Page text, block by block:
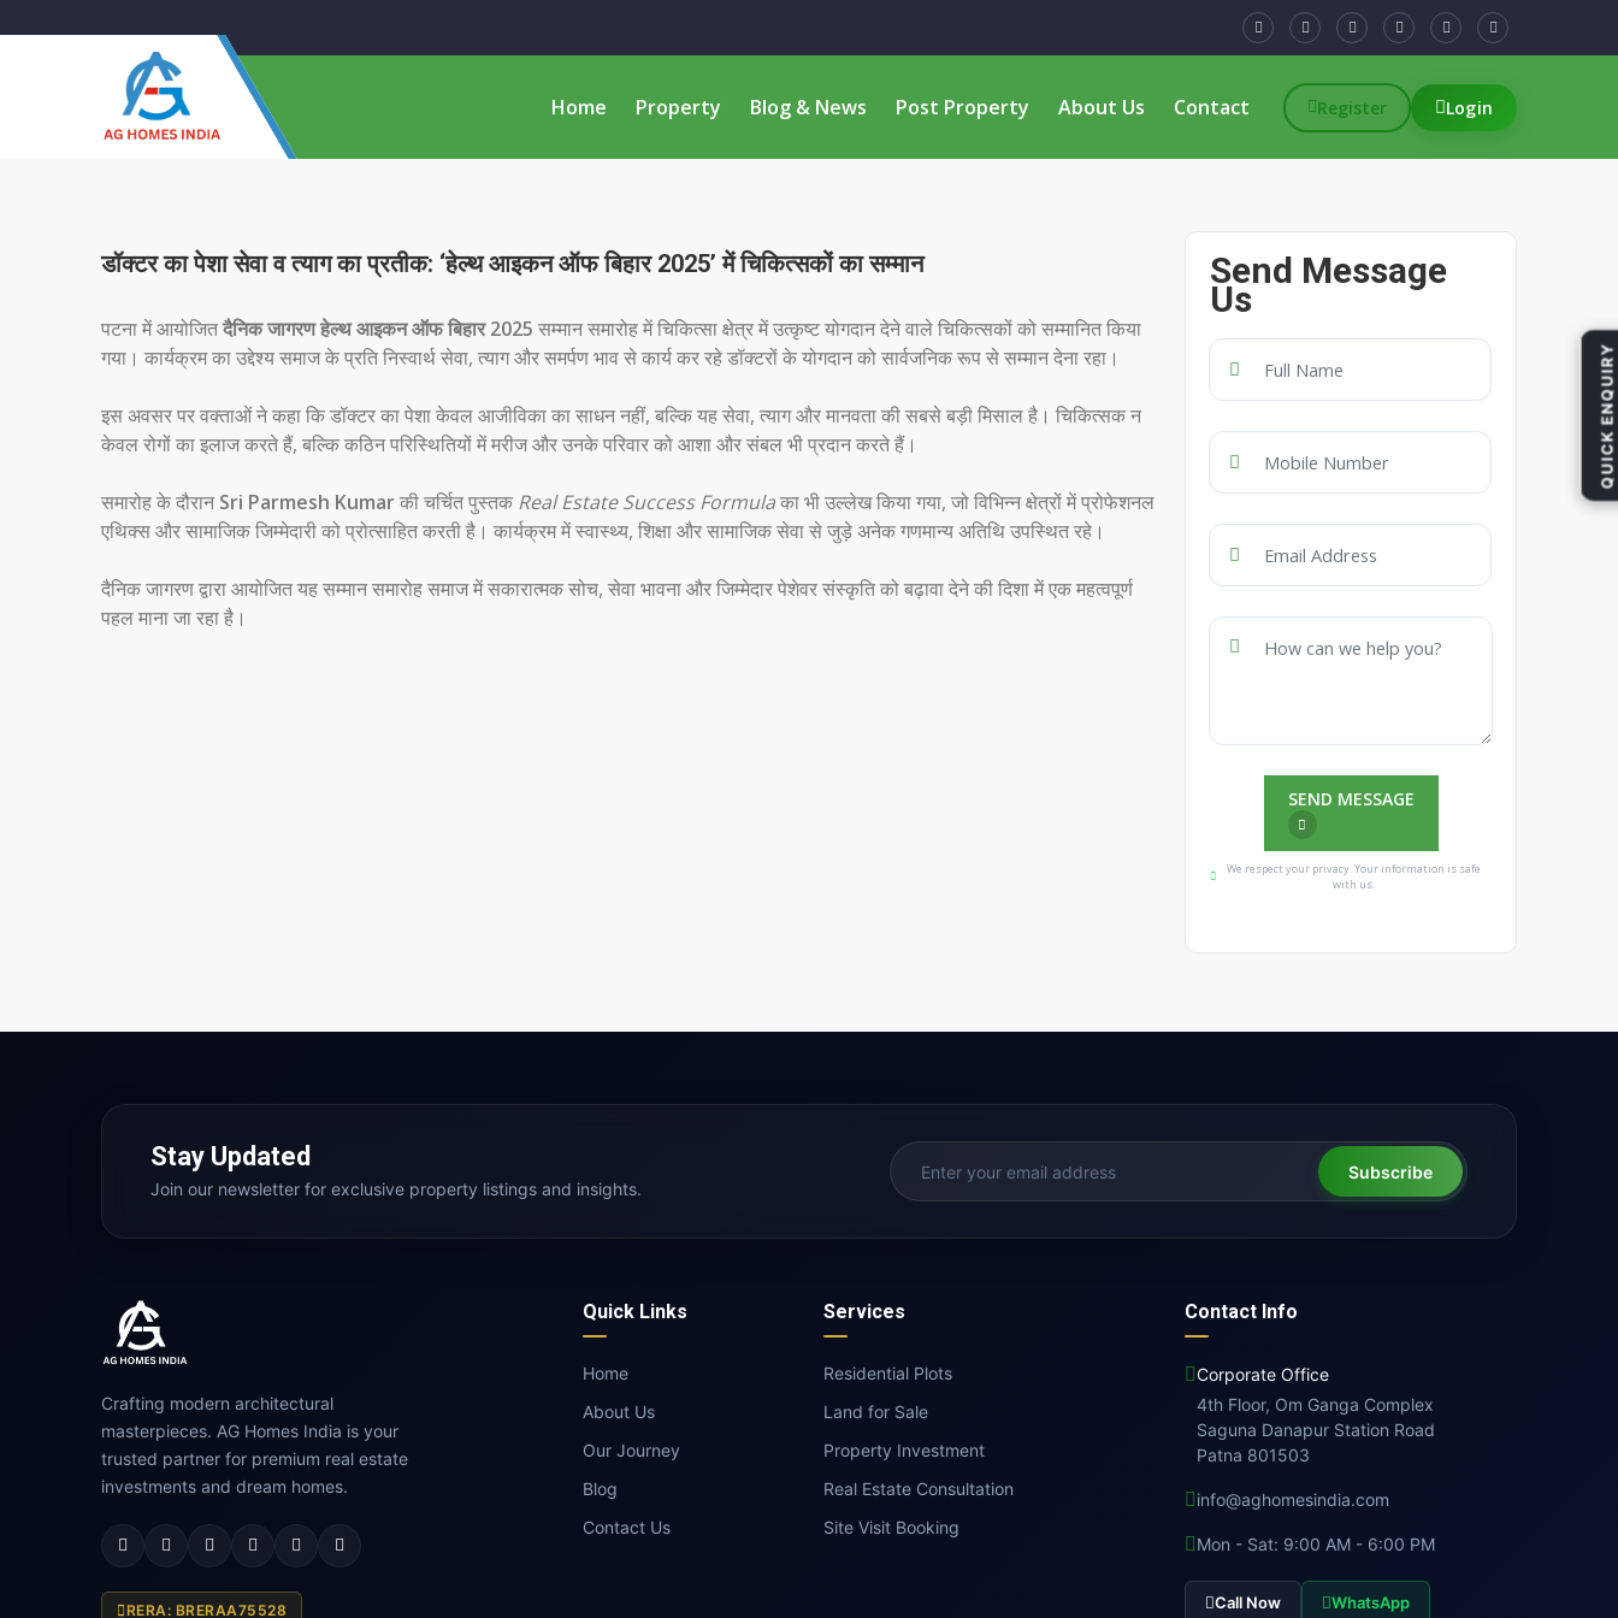
Home Property Blog & News Post Property About Us Contact Register Login
डॉक्टर का पेशा सेवा व त्याग का प्रतीक: ‘हेल्थ आइकन ऑफ बिहार 2025’ में चिकित्सकों का सम्मान
पटना में आयोजितदैनिक जागरणहेल्थ आइकन ऑफ बिहार 2025 सम्मान समारोह में चिकित्सा क्षेत्र में उत्कृष्ट योगदान देने वाले चिकित्सकों को सम्मानित किया
गया। कार्यक्रम का उद्देश्य समाज के प्रति निस्वार्थ सेवा, त्याग और समर्पण भाव से कार्य कर रहे डॉक्टरों के योगदान को सार्वजनिक रूप से सम्मान देना रहा।
इस अवसर पर वक्ताओं ने कहा कि डॉक्टर का पेशा केवल आजीविका का साधन नहीं, बल्कि यह सेवा, त्याग और मानवता की सबसे बड़ी मिसाल है। चिकित्सक न
केवल रोगों का इलाज करते हैं, बल्कि कठिन परिस्थितियों में मरीज और उनके परिवार को आशा और संबल भी प्रदान करते हैं।
समारोह के दौरानSri Parmesh Kumarकी चर्चित पुस्तक Real Estate Success Formulaका भी उल्लेख किया गया, जो विभिन्न क्षेत्रों में प्रोफेशनल
एथिक्स और सामाजिक जिम्मेदारी को प्रोत्साहित करती है। कार्यक्रम में स्वास्थ्य, शिक्षा और सामाजिक सेवा से जुड़े अनेक गणमान्य अतिथि उपस्थित रहे।
दैनिक जागरण द्वारा आयोजित यह सम्मान समारोह समाज में सकारात्मक सोच, सेवा भावना और जिम्मेदार पेशेवर संस्कृति को बढ़ावा देने की दिशा में एक महत्वपूर्ण
पहल माना जा रहा है।
Send Message
Us
SEND MESSAGE
We respect your privacy. Your information is safe
with us.
Stay Updated
Join our newsletter for exclusive property listings and insights.
Subscribe
Crafting modern architectural
masterpieces. AG Homes India is your
trusted partner for premium real estate
investments and dream homes.
RERA: BRERAA75528
Quick Links
Home
About Us
Our Journey
Blog
Contact Us
Services
Residential Plots
Land for Sale
Property Investment
Real Estate Consultation
Site Visit Booking
Contact Info
Corporate Office
4th Floor, Om Ganga Complex
Saguna Danapur Station Road
Patna 801503
info@aghomesindia.com
Mon - Sat: 9:00 AM - 6:00 PM
Call Now WhatsApp
QUICK ENQUIRY